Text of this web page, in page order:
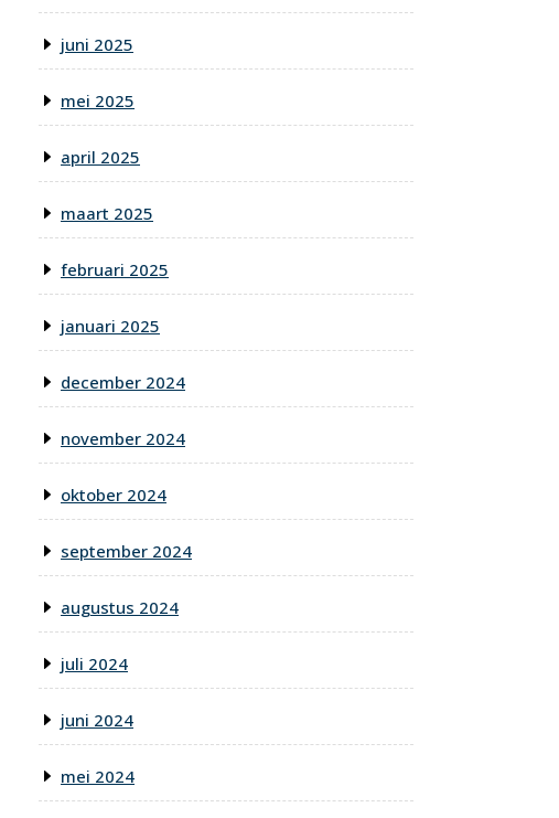
juni 2025
mei 2025
april 2025
maart 2025
februari 2025
januari 2025
december 2024
november 2024
oktober 2024
september 2024
augustus 2024
juli 2024
juni 2024
mei 2024